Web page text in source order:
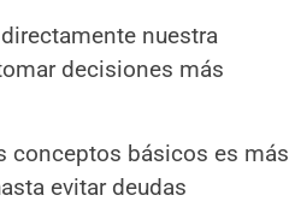
nuestra
decisiones más
conceptos básicos es más
evitar deudas